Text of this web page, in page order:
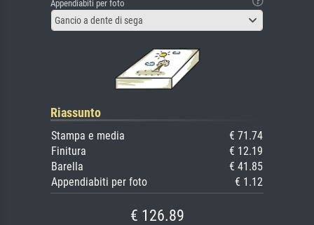
Appendiabiti per foto
Gancio a dente di sega
Riassunto
Stampa e media
€ 71.74
Finitura
€ 12.19
Barella
€ 41.85
Appendiabiti per foto
€ 1.12
€ 126.89